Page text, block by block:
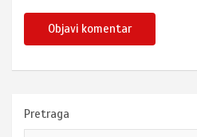
Pretraga